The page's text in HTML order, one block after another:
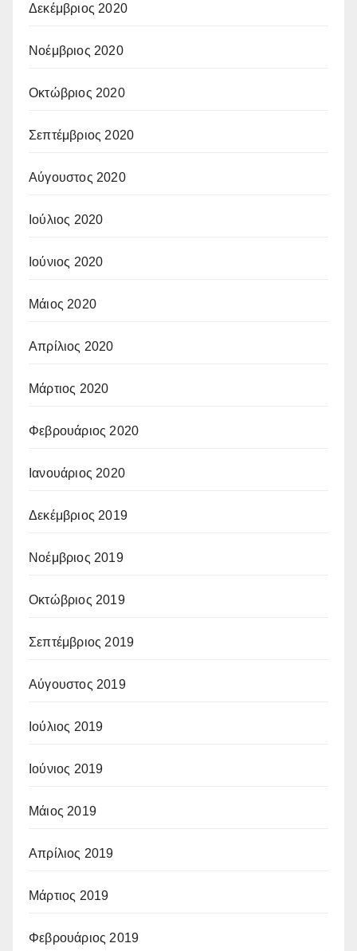
Δεκέμβριος 2020
Νοέμβριος 2020
Οκτώβριος 2020
Σεπτέμβριος 2020
Αύγουστος 2020
Ιούλιος 2020
Ιούνιος 2020
Μάιος 2020
Απρίλιος 2020
Μάρτιος 2020
Φεβρουάριος 2020
Ιανουάριος 2020
Δεκέμβριος 2019
Νοέμβριος 2019
Οκτώβριος 2019
Σεπτέμβριος 2019
Αύγουστος 2019
Ιούλιος 2019
Ιούνιος 2019
Μάιος 2019
Απρίλιος 2019
Μάρτιος 2019
Φεβρουάριος 2019